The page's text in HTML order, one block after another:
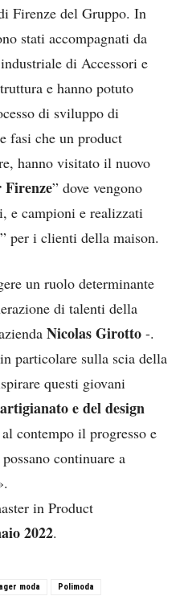
Firenze del Gruppo. In
stati accompagnati da
di Accessori e
e hanno potuto
di sviluppo di
fasi che un product
hanno visitato il nuovo
Firenze” dove vengono
e campioni e realizzati
per i clienti della maison.
un ruolo determinante
di talenti della
Nicolas Girotto -.
particolare sulla scia della
questi giovani
artigianato e del design
contempo il progresso e
continuare a
in Product
2022.
moda Polimoda